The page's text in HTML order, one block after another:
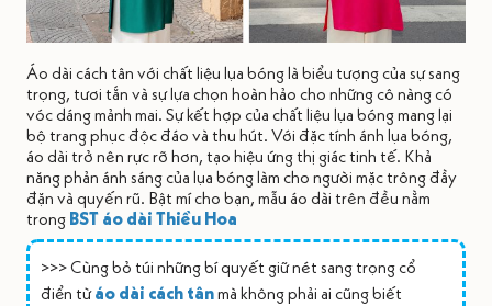
Áo dài cách tân với chất liệu lụa bóng là biểu tượng của sự sang
trọng, tươi tắn và sự lựa chọn hoàn hảo cho những cô nàng có
vóc dáng mảnh mai. Sự kết hợp của chất liệu lụa bóng mang lại
bộ trang phục độc đáo và thu hút. Với đặc tính ánh lụa bóng,
áo dài trở nên rực rỡ hơn, tạo hiệu ứng thị giác tinh tế. Khả
năng phản ánh sáng của lụa bóng làm cho người mặc trông đầy
đặn và quyến rũ. Bật mí cho bạn, mẫu áo dài trên đều nằm
trong BST áo dài Thiều Hoa
>>> Cùng bỏ túi những bí quyết giữ nét sang trọng cổ
điển từáo dài cách tânmà không phải ai cũng biết